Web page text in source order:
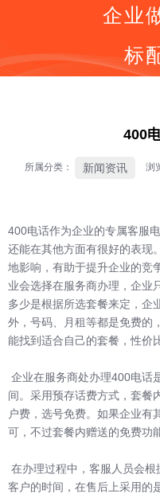
全国400电话受
400号码呼叫中心平台技
同等价格，号码更好
企业
标
400
所属分类： 新闻资讯 浏
400电话作为企业的专属客服
还能在其他方面有很好的表现
地影响，有助于提升企业的竞
业会选择在服务商办理，企业
多少是根据所选套餐来定，企
外，号码、月租等都是免费的
能找到适合自己的套餐，性价
企业在服务商处办理400电话
间。采用预存话费方式，套餐
户费，选号免费。如果企业有
可，不过套餐内赠送的免费功
在办理过程中，客服人员会
客户的时间，在售后上采用的